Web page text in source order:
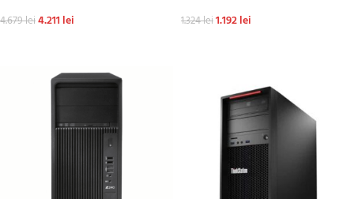
4.679lei4.211 lei 1.324lei1.192lei